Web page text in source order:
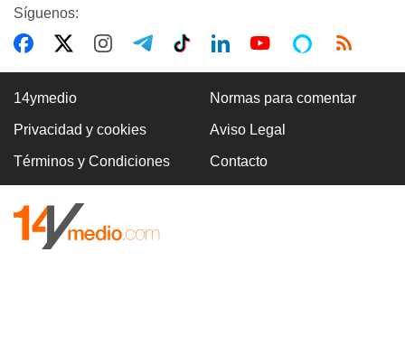
Síguenos:
14ymedio Normas para comentar
Privacidad y cookies Aviso Legal
Términos y Condiciones Contacto